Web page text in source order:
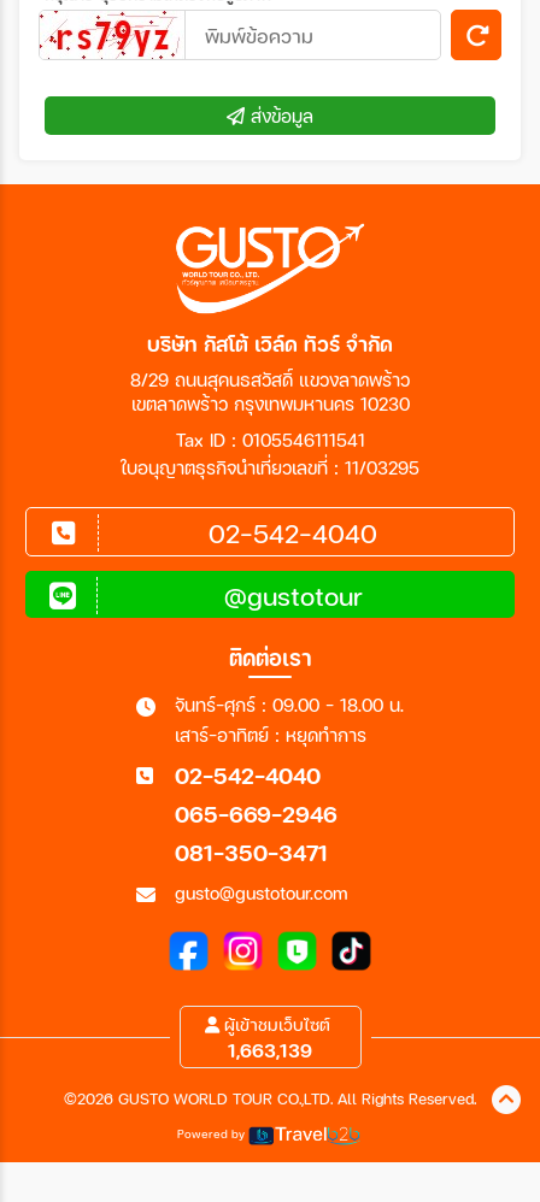
ส่งข้อมูล
บริษัท กัสโต้ เวิล์ด ทัวร์ จำกัด
8/29 ถนนสุคนธสวัสดิ์ แขวงลาดพร้าว
เขตลาดพร้าว กรุงเทพมหานคร 10230
Tax ID : 0105546111541
ใบอนุญาตธุรกิจนำเที่ยวเลขที่ : 11/03295
02-542-4040
@gustotour
ติดต่อเรา
จันทร์-ศุกร์ : 09.00 - 18.00 น.
เสาร์-อาทิตย์ : หยุดทำการ
02-542-4040
065-669-2946
081-350-3471
gusto@gustotour.com
ผู้เข้าชมเว็บไซต์
1,663,139
©2026 GUSTO WORLD TOUR CO.,LTD. All Rights Reserved.
Powered by